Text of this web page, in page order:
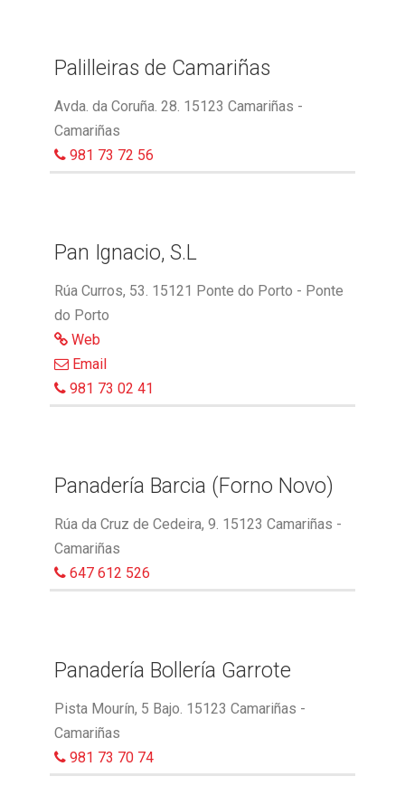
Palilleiras de Camariñas
Avda. da Coruña. 28. 15123 Camariñas -
Camariñas
981 73 72 56
Pan Ignacio, S.L
Rúa Curros, 53. 15121 Ponte do Porto - Ponte
do Porto
Web
Email
981 73 02 41
Panadería Barcia (Forno Novo)
Rúa da Cruz de Cedeira, 9. 15123 Camariñas -
Camariñas
647 612 526
Panadería Bollería Garrote
Pista Mourín, 5 Bajo. 15123 Camariñas -
Camariñas
981 73 70 74